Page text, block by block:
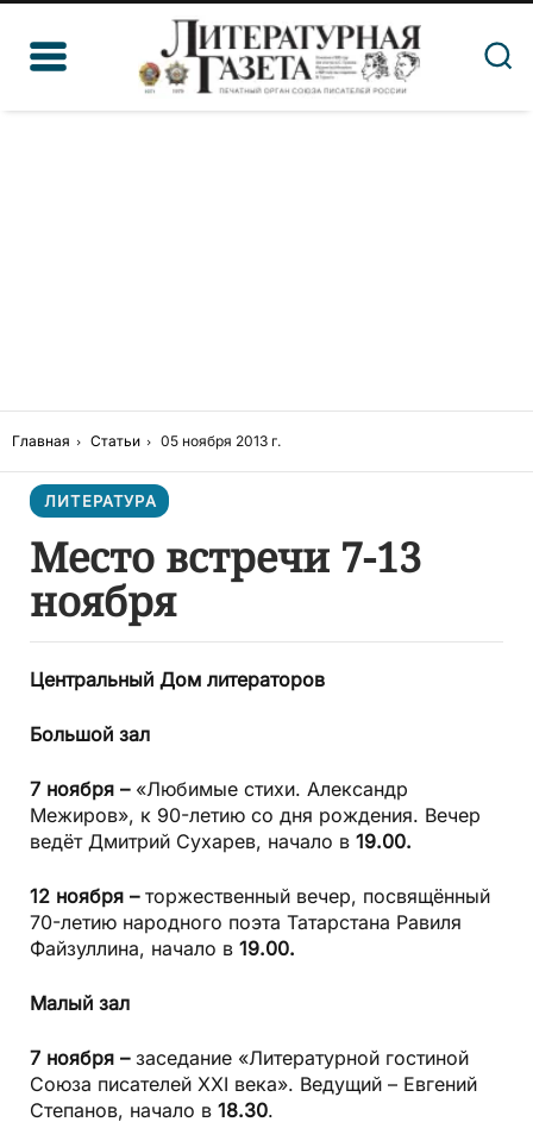
Главная Статьи 05 ноября 2013 г.
ЛИТЕРАТУРА
Место встречи 7-13
ноября
Центральный Дом литераторов
Большой зал
7 ноября – «Любимые стихи. Александр
Межиров», к 90-ле­тию со дня рождения. Вечер
ведёт Дмитрий Сухарев, начало в 19.00.
12 ноября – торжественный вечер, посвящённый
70-летию народного поэта Татарстана Равиля
Файзуллина, начало в 19.00.
Малый зал
7 ноября –заседание «Литературной гостиной
Союза писателей ХХI века». Ведущий – Евгений
Степанов, начало в 18.30.